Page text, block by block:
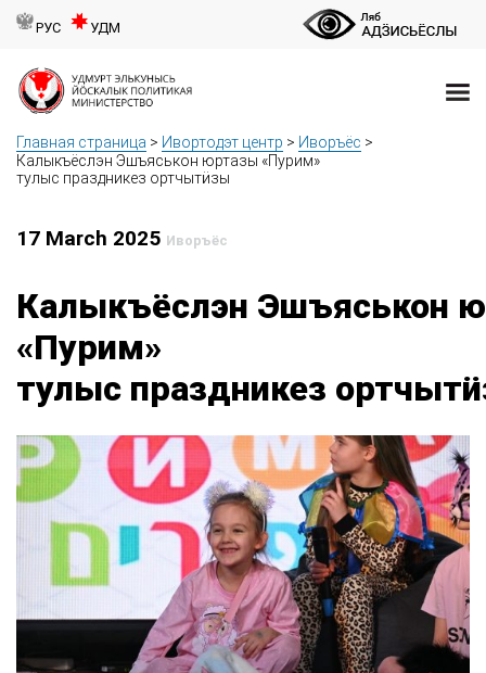
РУС УДМ
Главная страница > Ивортодэт центр > Иворъёс >
Калыкъёслэн Эшъяськон юртазы «Пурим»
тулыс праздникез ортчытӥзы
17 March 2025 Иворъёс
Калыкъёслэн Эшъяськон
«Пурим»
тулыс праздникез